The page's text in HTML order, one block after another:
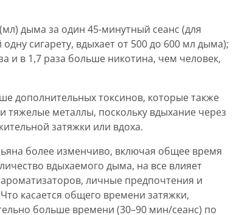
дыма за один 45-минутный сеанс (для
сигарету, вдыхает от 500 до 600 мл дыма);
и в 1,7 раза больше никотина, чем человек,
дополнительных токсинов, которые также
тяжелые металлы, поскольку вдыхание через
затяжки или вдоха.
более изменчиво, включая общее время
вдыхаемого дыма, на все влияет
личные предпочтения и
касается общего времени затяжки,
больше времени (30–90 мин/сеанс) по